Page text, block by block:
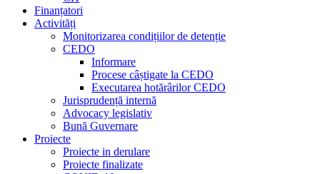
Finanțatori
Activități
Monitorizarea condițiilor de detenție
CEDO
Informare
Procese câștigate la CEDO
Executarea hotărârilor CEDO
Jurisprudență internă
Advocacy legislativ
Bună Guvernare
Proiecte
Proiecte in derulare
Proiecte finalizate